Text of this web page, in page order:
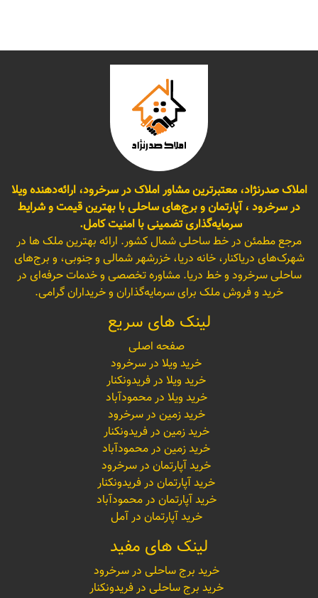
املاک صدرنژاد، معتبرترین مشاور املاک در سرخرود، ارائه‌دهنده ویلا
در سرخرود ، آپارتمان و برج‌های ساحلی با بهترین قیمت و شرایط
سرمایه‌گذاری تضمینی با امنیت کامل.
مرجع مطمئن در خط ساحلی شمال کشور. ارائه بهترین ملک ها در
شهرک‌های دریاکنار، خانه دریا، خزرشهر شمالی و جنوبی، و برج‌های
ساحلی سرخرود و خط دریا. مشاوره تخصصی و خدمات حرفه‌ای در
خرید و فروش ملک برای سرمایه‌گذاران و خریداران گرامی.
لینک های سریع
صفحه اصلی
خرید ویلا در سرخرود
خرید ویلا در فریدونکنار
خرید ویلا در محمودآباد
خرید زمین در سرخرود
خرید زمین در فریدونکنار
خرید زمین در محمودآباد
خرید آپارتمان در سرخرود
خرید آپارتمان در فریدونکنار
خرید آپارتمان در محمودآباد
خرید آپارتمان در آمل
لینک های مفید
خرید برج ساحلی در سرخرود
خرید برج ساحلی در فریدونکنار